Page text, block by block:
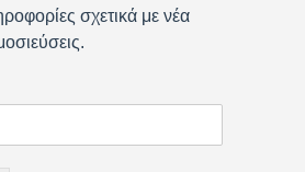
σχετικά με νέα